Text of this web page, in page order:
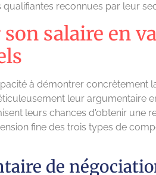
reconnues par leur
salaire en
à démontrer concrètement
leur argumentaire
leurs chances d'obtenir une
fine des trois types de
de